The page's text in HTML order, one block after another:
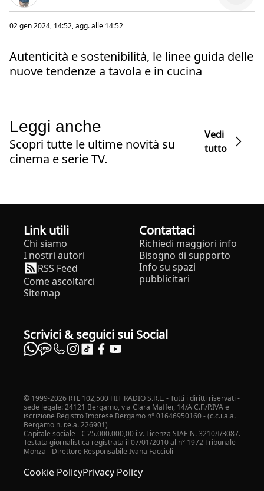
02 gen 2024, 14:52, agg. alle 14:52
Autenticità e sostenibilità, le linee guida delle
nuove tendenze a tavola e in cucina
Leggi anche
Scopri tutte le ultime novità su
cinema e serie TV.
Vedi
tutto
Link utili
Chi siamo
I nostri autori
RSS Feed
Come ascoltarci
Sitemap
Contattaci
Richiedi maggiori info
Bisogno di supporto
Info su spazi
pubblicitari
Scrivici & seguici sui Social
© 1999-2026 RTL 102,500 HIT RADIO S.R.L. - Tutti i diritti riservati -
sede legale: 24121 Bergamo, via Clara Maffei, 14/A C.F./P.IVA e
iscrizione Registro Imprese Bergamo n° 01646950160 - (c.c.i.a.a.
Bergamo n. r.e.a. 226901)
Capitale sociale - € 25.000.000,00 i.v. Licenza SIAE N. 3210/I/3087.
Testata giornalistica registrata il 07/01/2010 al n° 1972 Tribunale
Monza - Direttore Responsabile Ivana Faccioli
Cookie PolicyPrivacy Policy